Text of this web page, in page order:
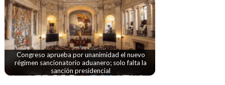
Congreso aprueba por unanimidad el nuevo
régimen sancionatorio aduanero; solo falta la
sanción presidencial